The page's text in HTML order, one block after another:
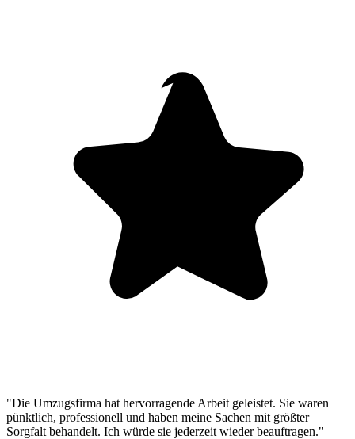
"Die Umzugsfirma hat hervorragende Arbeit geleistet. Sie waren
pünktlich, professionell und haben meine Sachen mit größter
Sorgfalt behandelt. Ich würde sie jederzeit wieder beauftragen."